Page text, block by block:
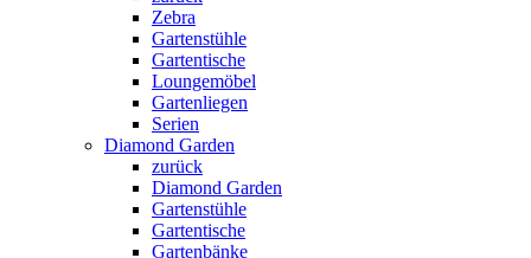
Zebra
Gartenstühle
Gartentische
Loungemöbel
Gartenliegen
Serien
Diamond Garden
zurück
Diamond Garden
Gartenstühle
Gartentische
Gartenbänke